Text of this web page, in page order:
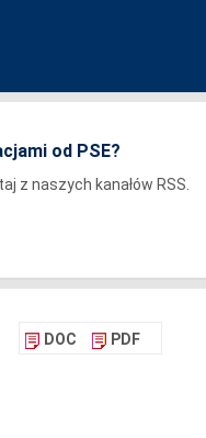
od PSE?
z naszych kanałów RSS.
DOC PDF